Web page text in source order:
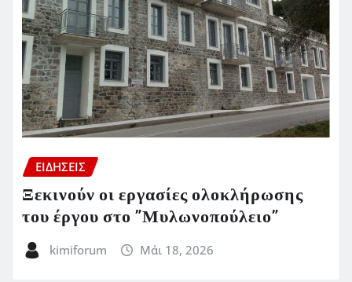
ΕΙΔΗΣΕΙΣ
Ξεκινούν οι εργασίες ολοκλήρωσης
του έργου στο ”Μυλωνοπούλειο”
kimiforum Μάι 18, 2026